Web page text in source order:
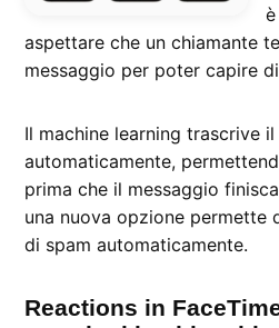
aspettare che un chiamante
messaggio per poter capire
Il machine learning trascrive
automaticamente,
prima che il messaggio
una nuova opzione permette
di spam automaticamente.
Reactions in